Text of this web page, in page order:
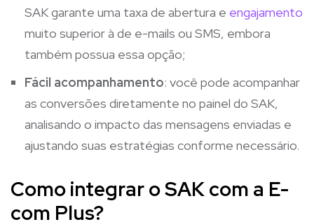
SAK garante uma taxa de abertura e engajamento
muito superior à de e-mails ou SMS, embora
também possua essa opção;
Fácil acompanhamento: você pode acompanhar
as conversões diretamente no painel do SAK,
analisando o impacto das mensagens enviadas e
ajustando suas estratégias conforme necessário.
Como integrar o SAK com a E-
com Plus?